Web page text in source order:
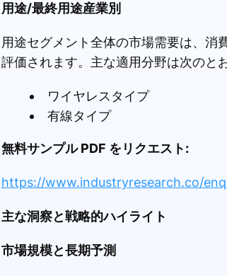
用途/最終用途産業別
用途セグメント全体の市場需要は、消
評価されます。主な適用分野は次のと
ワイヤレスタイプ
有線タイプ
無料サンプル PDF をリクエスト:
https://www.industryresearch.co/
主な洞察と戦略的ハイライト
市場規模と長期予測